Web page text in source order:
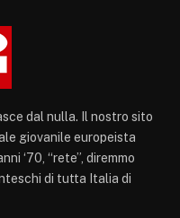
dal nulla. Il nostro sito
giovanile europeista
‘70, “rete”, diremmo
di tutta Italia di